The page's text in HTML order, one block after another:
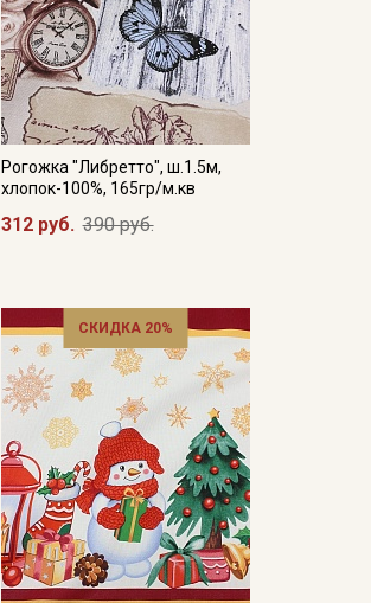
Рогожка "Либретто", ш.1.5м,
хлопок-100%, 165гр/м.кв
312 руб. 390 руб.
СКИДКА 20%